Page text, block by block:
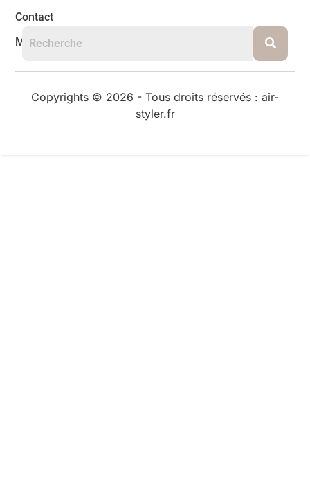
Contact
Mentions légales
Copyrights © 2026 - Tous droits réservés : air-
styler.fr